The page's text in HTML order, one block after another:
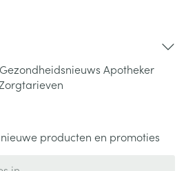
Gezondheidsnieuws Apotheker
producten en promoties